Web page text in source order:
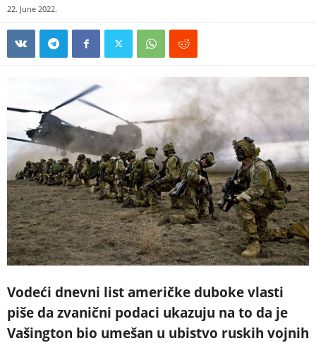
22. June 2022.
Vodeći dnevni list američke duboke vlasti
piše da zvanični podaci ukazuju na to da je
Vašington bio umešan u ubistvo ruskih vojnih